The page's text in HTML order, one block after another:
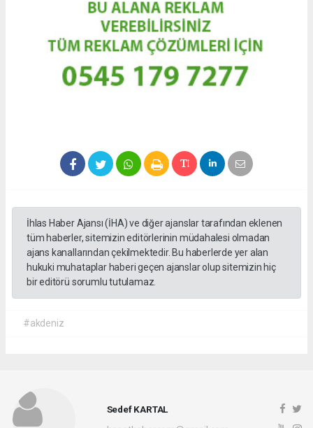
İhlas Haber Ajansı (İHA) ve diğer ajanslar tarafından eklenen
tüm haberler, sitemizin editörlerinin müdahalesi olmadan
ajans kanallarından çekilmektedir. Bu haberlerde yer alan
hukuki muhataplar haberi geçen ajanslar olup sitemizin hiç
bir editörü sorumlu tutulamaz.
#akdeniz
Sedef KARTAL